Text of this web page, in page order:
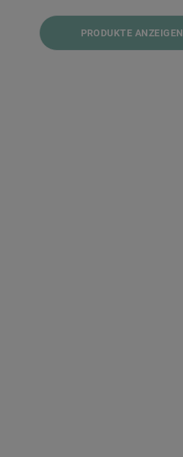
und mehr
PRODUKTE ANZEIGEN